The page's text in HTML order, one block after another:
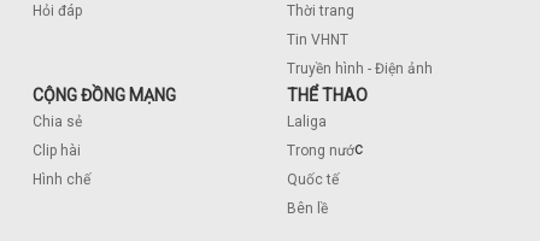
Hỏi đáp
Thời trang
Tin VHNT
Truyền hình - Điện ảnh
CỘNG ĐỒNG MẠNG
Chia sẻ
Clip hài
Hình chế
THỂ THAO
Laliga
Trong nước
Quốc tế
Bên lề